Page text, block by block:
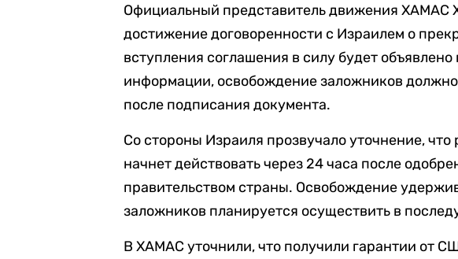
Официальный представитель движения ХАМАС
достижение договоренности с Израилем о
вступления соглашения в силу будет
информации, освобождение заложников должно
после подписания документа.
Со стороны Израиля прозвучало уточнение,
начнет действовать через 24 часа после
правительством страны. Освобождение
заложников планируется осуществить в
В ХАМАС уточнили, что получили гарантии от